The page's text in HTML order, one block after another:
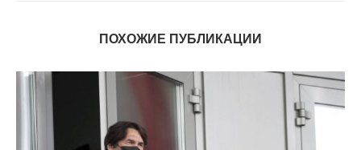
ПОХОЖИЕ ПУБЛИКАЦИИ